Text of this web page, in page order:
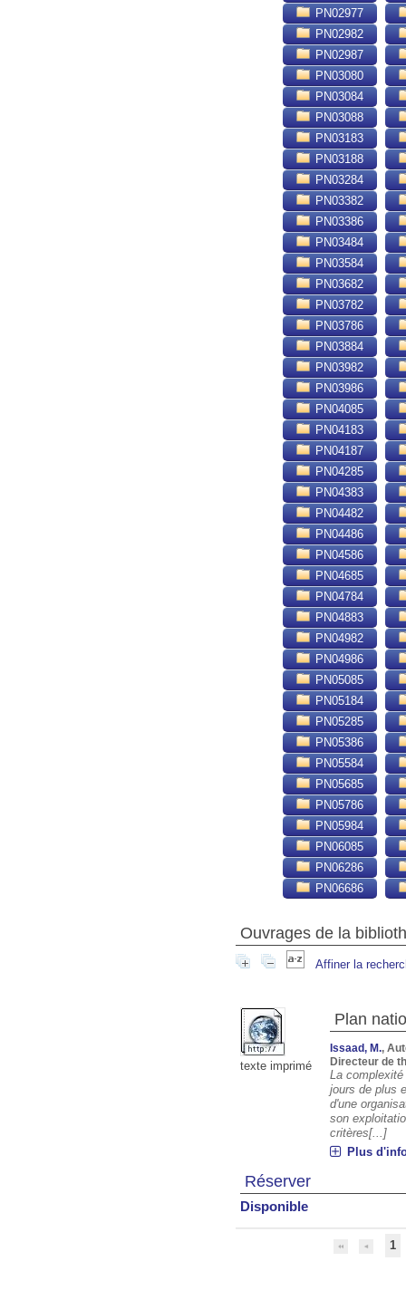
PN02977
PN02982
PN02987
PN03080
PN03084
PN03088
PN03183
PN03188
PN03284
PN03382
PN03386
PN03484
PN03584
PN03682
PN03782
PN03786
PN03884
PN03982
PN03986
PN04085
PN04183
PN04187
PN04285
PN04383
PN04482
PN04486
PN04586
PN04685
PN04784
PN04883
PN04982
PN04986
PN05085
PN05184
PN05285
PN05386
PN05584
PN05685
PN05786
PN05984
PN06085
PN06286
PN06686
Ouvrages de la
Affiner la
texte imprimé
Plan
Issaad, M.,
Directeur de
La
jours de plus
d'une
son
critères[...]
Plus
Réserver
Disponible
1